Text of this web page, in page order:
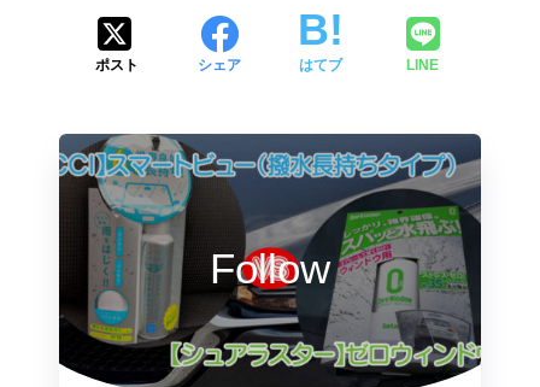
ポスト シェア はてブ LINE
Follow